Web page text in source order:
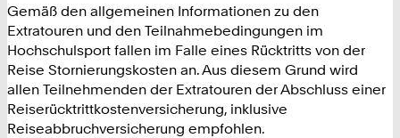
Gemäß den allgemeinen Informationen zu den
Extratouren und den Teilnahmebedingungen im
Hochschulsport fallen im Falle eines Rücktritts von der
Reise Stornierungskosten an. Aus diesem Grund wird
allen Teilnehmenden der Extratouren der Abschluss einer
Reiserücktrittkostenversicherung, inklusive
Reiseabbruchversicherung empfohlen.